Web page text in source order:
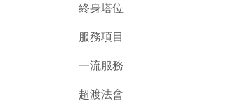
終身塔位
服務項目
一流服務
超渡法會